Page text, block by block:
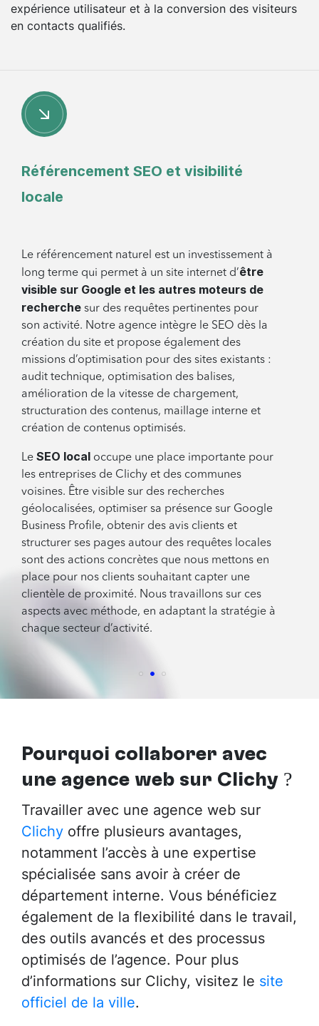
expérience utilisateur et à la conversion des visiteurs
en contacts qualifiés.
Référencement SEO et visibilité
locale
Le référencement naturel est un investissement à
long terme qui permet à un site internet d’être
visible sur Google et les autres moteurs de
recherche sur des requêtes pertinentes pour
son activité. Notre agence intègre le SEO dès la
création du site et propose également des
missions d’optimisation pour des sites existants :
audit technique, optimisation des balises,
amélioration de la vitesse de chargement,
structuration des contenus, maillage interne et
création de contenus optimisés.
Le SEO local occupe une place importante pour
les entreprises de Clichy et des communes
voisines. Être visible sur des recherches
géolocalisées, optimiser sa présence sur Google
Business Profile, obtenir des avis clients et
structurer ses pages autour des requêtes locales
sont des actions concrètes que nous mettons en
place pour nos clients souhaitant capter une
clientèle de proximité. Nous travaillons sur ces
aspects avec méthode, en adaptant la stratégie à
chaque secteur d’activité.
Pourquoi collaborer avec
une agence web sur Clichy ?
Travailler avec une agence web sur
Clichy offre plusieurs avantages,
notamment l’accès à une expertise
spécialisée sans avoir à créer de
département interne. Vous bénéficiez
également de la flexibilité dans le travail,
des outils avancés et des processus
optimisés de l’agence. Pour plus
d’informations sur Clichy, visitez le site
officiel de la ville.